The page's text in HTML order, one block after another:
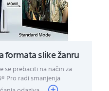
formata slike žanru
se prebaciti na način za
Pro radi smanjenja